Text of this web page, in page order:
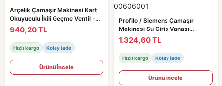
Arçelik Çamaşır Makinesi Kart
Okuyuculu İkili Geçme Ventil -
2841020100 Orjinal
940,20 TL
Hızlı kargo Kolay iade
Ürünü İncele
Profilo / Siemens Çamaşır
Makinesi Su Giriş Vanası
Okuyucu Sensörlü / Ventili -
00606001
1.324,60 TL
Hızlı kargo Kolay iade
Ürünü İncele